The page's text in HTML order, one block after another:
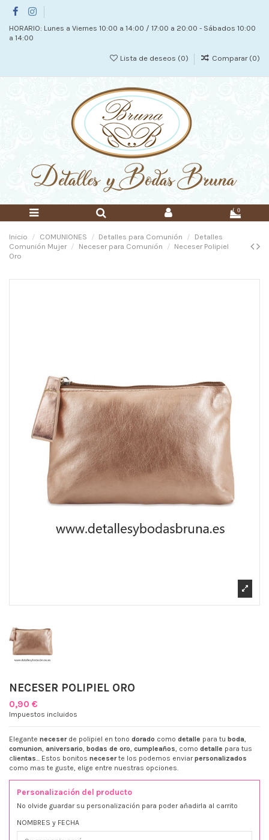
HORARIO: Lunes a Viernes 10:00 a 14:00 / 17:00 a 20:00 - Sábados 10:00
a 14:00
Lista de deseos (0) Comparar (0)
0
Inicio COMUNIONES Detalles para Comunión
Detalles
Comunión Mujer
Neceser para Comunión
Neceser Polipiel
Oro
NECESER POLIPIEL ORO
0,90 €
Impuestos incluidos
Elegante neceserde polipiel en tono dorado como detalle para tu boda,
comunion, aniversario, bodas de oro, cumpleaños, como detalle para tus
clientas... Estos bonitos neceserte los podemos enviarpersonalizados
como mas te guste, elige entre nuestras opciones.
Personalización del producto
No olvide guardar su personalización para poder añadirla al carrito
NOMBRES y FECHA